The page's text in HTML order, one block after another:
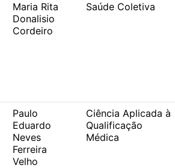
Maria Rita
Donalisio
Cordeiro
Saúde Coletiva
Paulo
Eduardo
Neves
Ferreira
Velho
Ciência Aplicada à
Qualificação
Médica